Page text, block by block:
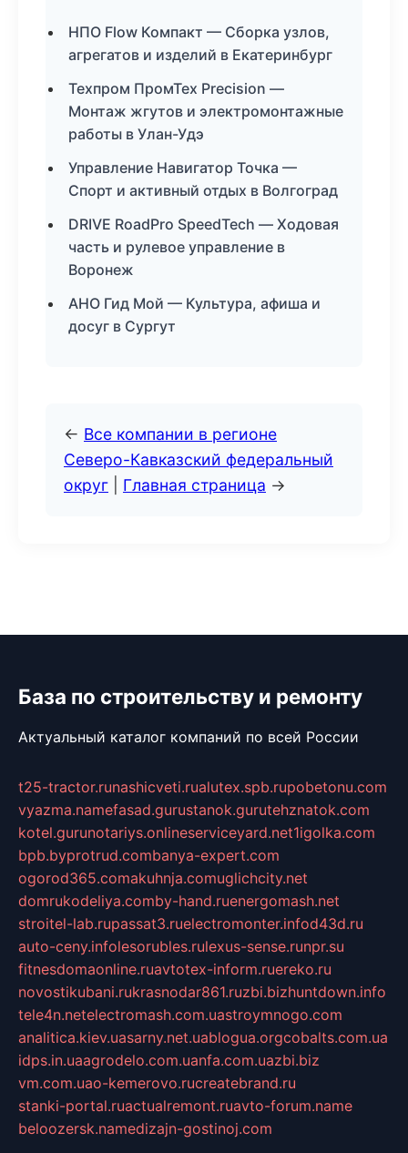
НПО Flow Компакт — Сборка узлов,
агрегатов и изделий в Екатеринбург
Техпром ПромТех Precision —
Монтаж жгутов и электромонтажные
работы в Улан-Удэ
Управление Навигатор Точка —
Спорт и активный отдых в Волгоград
DRIVE RoadPro SpeedTech — Ходовая
часть и рулевое управление в
Воронеж
АНО Гид Мой — Культура, афиша и
досуг в Сургут
← Все компании в регионе
Северо-Кавказский федеральный
округ
Главная страница →
База по строительству и ремонту
Актуальный каталог компаний по всей России
t25-tractor.runashicveti.rualutex.spb.rupobetonu.com
vyazma.namefasad.gurustanok.gurutehznatok.com
kotel.gurunotariys.onlineserviceyard.net1igolka.com
bpb.byprotrud.combanya-expert.com
ogorod365.comakuhnja.comuglichcity.net
domrukodeliya.comby-hand.ruenergomash.net
stroitel-lab.rupassat3.ruelectromonter.infod43d.ru
auto-ceny.infolesorubles.rulexus-sense.runpr.su
fitnesdomaonline.ruavtotex-inform.ruereko.ru
novostikubani.rukrasnodar861.ruzbi.bizhuntdown.info
tele4n.netelectromash.com.uastroymnogo.com
analitica.kiev.uasarny.net.uablogua.orgcobalts.com.ua
idps.in.uaagrodelo.com.uanfa.com.uazbi.biz
vm.com.uao-kemerovo.rucreatebrand.ru
stanki-portal.ruactualremont.ruavto-forum.name
beloozersk.namedizajn-gostinoj.com